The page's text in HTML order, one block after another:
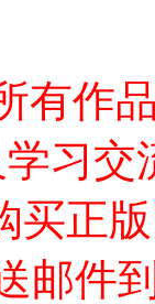
有作
习交
买正
邮件